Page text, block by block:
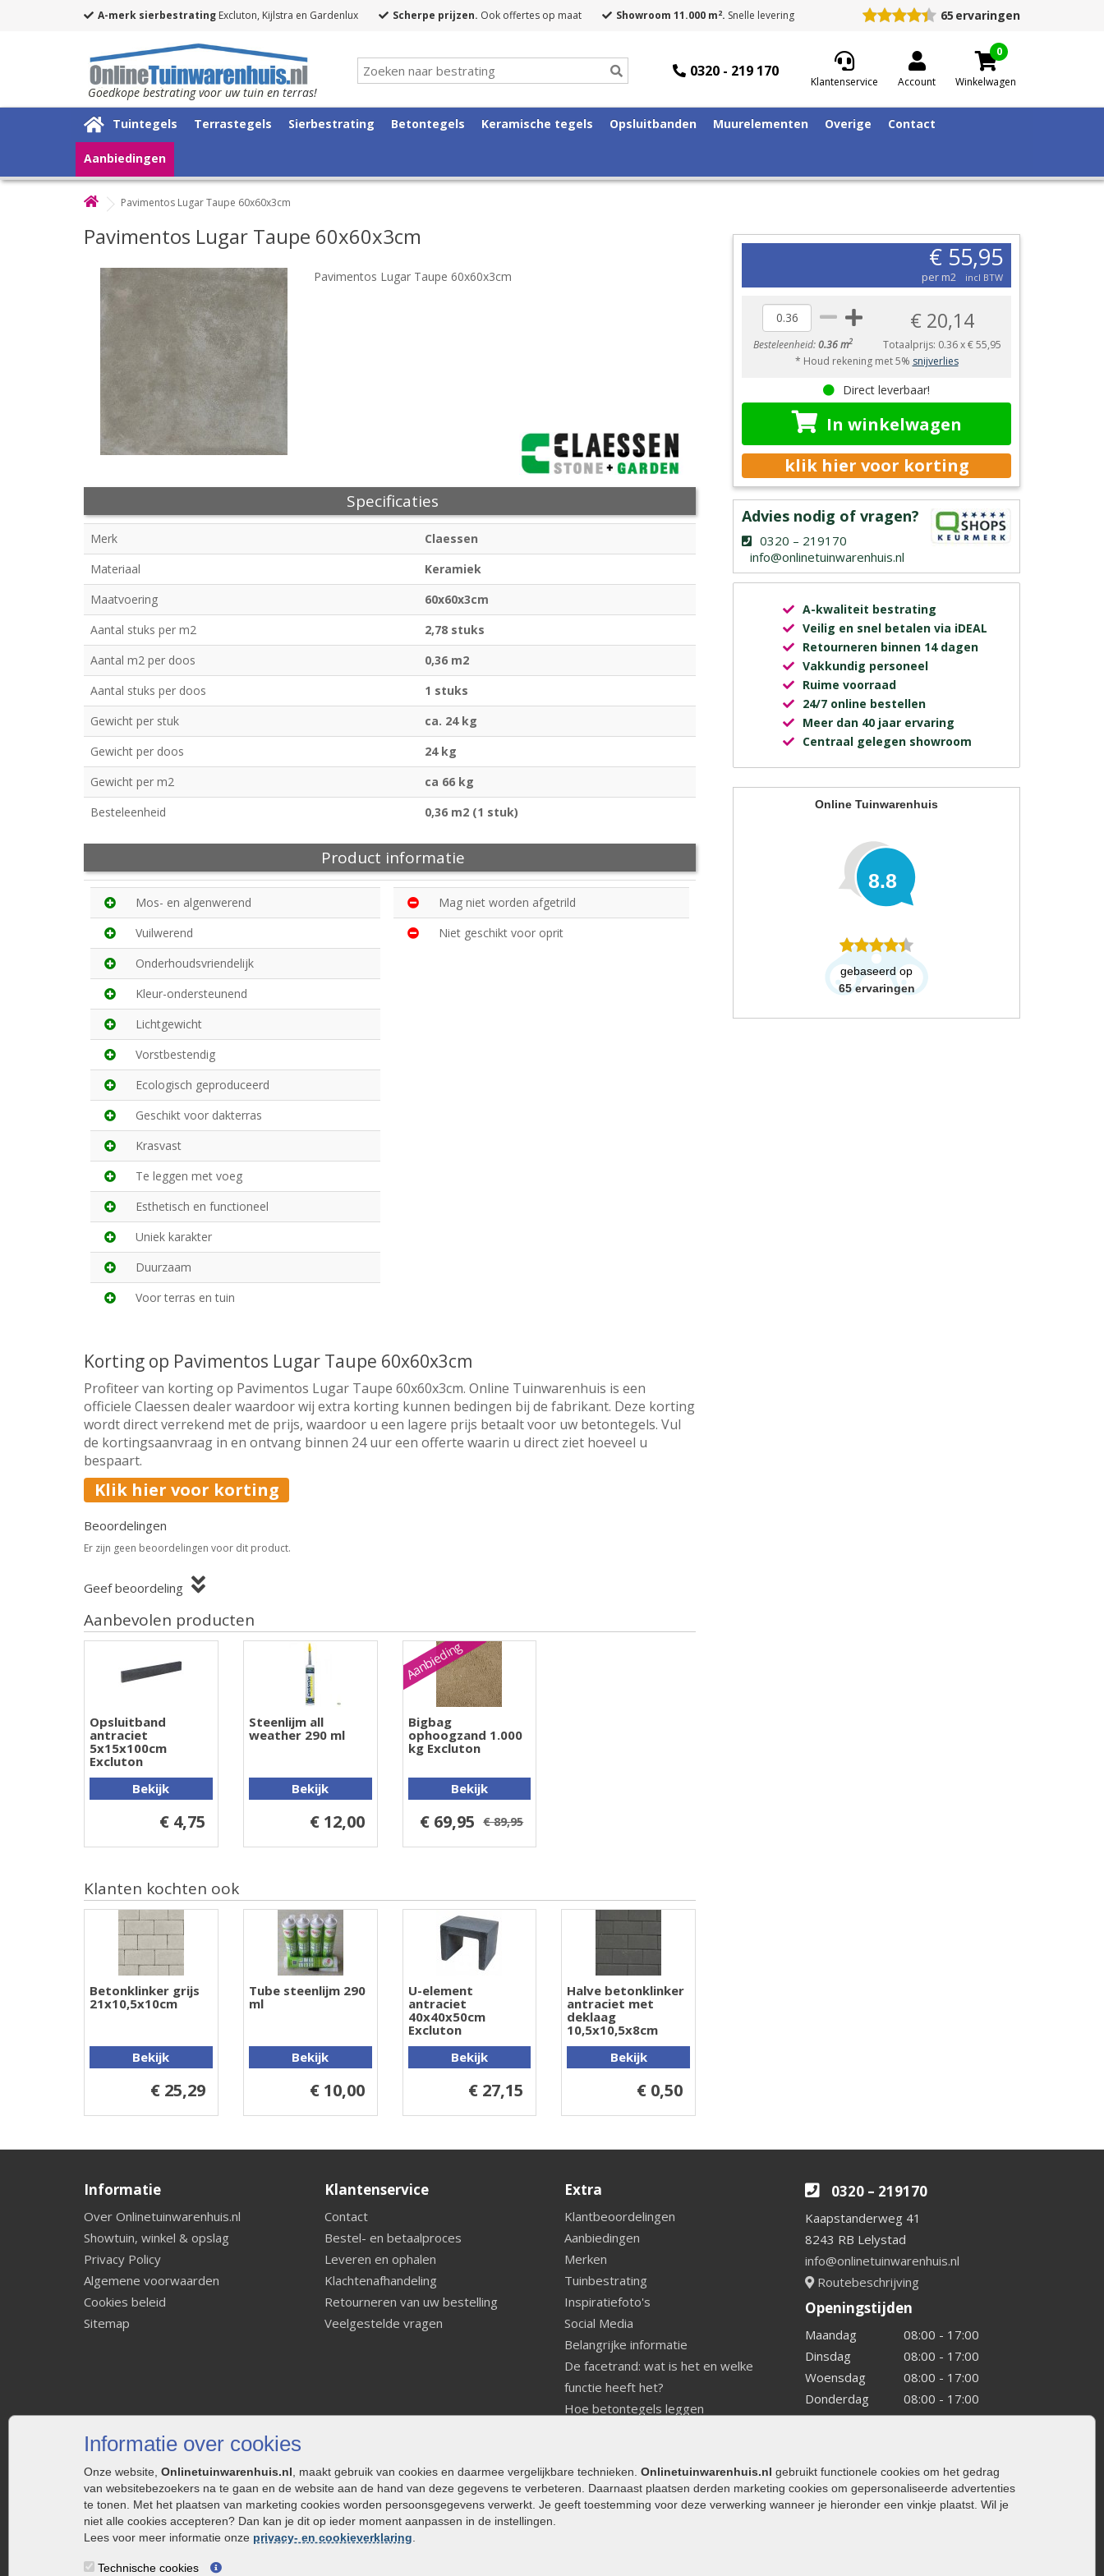
Informatie over cookies
Onze website, Onlinetuinwarenhuis.nl , maakt gebruik van cookies en daarmee vergelijkbare technieken. Onlinetuinwarenhuis.nl gebruikt functionele cookies om het gedrag
van websitebezoekers na te gaan en de website aan de hand van deze gegevens te verbeteren. Daarnaast plaatsen derden marketing cookies om gepersonaliseerde advertenties
te tonen. Met het plaatsen van marketing cookies worden persoonsgegevens verwerkt. Je geeft toestemming voor deze verwerking wanneer je hieronder een vinkje plaatst. Wil je
niet alle cookies accepteren? Dan kan je dit op ieder moment aanpassen in de instellingen.
Lees voor meer informatie onze privacy- en cookieverklaring
Technische cookies
A-merk sierbestrating Excluton, Kijlstra en Gardenlux Scherpe prijzen. Ook offertes op maat Showroom 11.000 m2. Snelle levering 65 ervaringen
Goedkope bestrating voor uw tuin en terras!
0320 - 219 170
Klantenservice Account
0
Winkelwagen
Tuintegels Terrastegels Sierbestrating Betontegels Keramische tegels Opsluitbanden Muurelementen Overige Contact
Aanbiedingen
Pavimentos Lugar Taupe 60x60x3cm
Pavimentos Lugar Taupe 60x60x3cm
Pavimentos Lugar Taupe 60x60x3cm
Specificaties
Merk
Claessen
Materiaal
Keramiek
Maatvoering
60x60x3cm
Aantal stuks per m2
2,78 stuks
Aantal m2 per doos
0,36 m2
Aantal stuks per doos
1 stuks
Gewicht per stuk
ca. 24 kg
Gewicht per doos
24 kg
Gewicht per m2
ca 66 kg
Besteleenheid
0,36 m2 (1 stuk)
Product informatie
Mos- en algenwerend
Vuilwerend
Onderhoudsvriendelijk
Kleur-ondersteunend
Lichtgewicht
Vorstbestendig
Ecologisch geproduceerd
Geschikt voor dakterras
Krasvast
Te leggen met voeg
Esthetisch en functioneel
Uniek karakter
Duurzaam
Voor terras en tuin
Mag niet worden afgetrild
Niet geschikt voor oprit
Korting op Pavimentos Lugar Taupe 60x60x3cm
Profiteer van korting op Pavimentos Lugar Taupe 60x60x3cm. Online Tuinwarenhuis is een
officiele Claessen dealer waardoor wij extra korting kunnen bedingen bij de fabrikant. Deze korting
wordt direct verrekend met de prijs, waardoor u een lagere prijs betaalt voor uw betontegels. Vul
de kortingsaanvraag in en ontvang binnen 24 uur een offerte waarin u direct ziet hoeveel u
bespaart.
Klik hier voor korting
Beoordelingen
Er zijn geen beoordelingen voor dit product.
Geef beoordeling
Aanbevolen producten
Opsluitband
antraciet
5x15x100cm
Excluton
Bekijk
€ 4,75
Steenlijm all
weather 290 ml
Bekijk
€ 12,00
Aanbieding
Bigbag
ophoogzand 1.000
kg Excluton
Bekijk
€ 69,95 € 89,95
Klanten kochten ook
Betonklinker grijs
21x10,5x10cm
Bekijk
€ 25,29
Tube steenlijm 290
ml
Bekijk
€ 10,00
U-element
antraciet
40x40x50cm
Excluton
Bekijk
€ 27,15
Halve betonklinker
antraciet met
deklaag
10,5x10,5x8cm
Bekijk
€ 0,50
€ 55,95
per m2 incl BTW
Besteleenheid:0.36 m2
€ 20,14
Totaalprijs: 0.36x€ 55,95
* Houd rekening met 5% snijverlies
Direct leverbaar!
In winkelwagen
klik hier voor korting
Advies nodig of vragen?
0320 – 219170
info@onlinetuinwarenhuis.nl
A-kwaliteit bestrating
Veilig en snel betalen via iDEAL
Retourneren binnen 14 dagen
Vakkundig personeel
Ruime voorraad
24/7 online bestellen
Meer dan 40 jaar ervaring
Centraal gelegen showroom
Online Tuinwarenhuis
8.8
gebaseerd op
65 ervaringen
Informatie
Over Onlinetuinwarenhuis.nl
Showtuin, winkel & opslag
Privacy Policy
Algemene voorwaarden
Cookies beleid
Sitemap
Klantenservice
Contact
Bestel- en betaalproces
Leveren en ophalen
Klachtenafhandeling
Retourneren van uw bestelling
Veelgestelde vragen
Extra
Klantbeoordelingen
Aanbiedingen
Merken
Tuinbestrating
Inspiratiefoto's
Social Media
Belangrijke informatie
De facetrand: wat is het en welke
functie heeft het?
Hoe betontegels leggen
Welke tuinstijl past bij mij
Strakke tuin inrichten
Legverbanden gebakken bestrating
0320 – 219170
Kaapstanderweg 41
8243 RB Lelystad
info@onlinetuinwarenhuis.nl
Routebeschrijving
Openingstijden
Maandag
08:00 - 17:00
Dinsdag
08:00 - 17:00
Woensdag
08:00 - 17:00
Donderdag
08:00 - 17:00
Vrijdag
08:00 - 17:00